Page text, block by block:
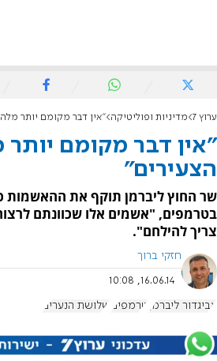
ערוץ 7 מדיניות ופוליטיקה "אין דבר מקומם יותר
"אין דבר מקומם
הצעירים"
שר החוץ ליברמן תוקף את ההאשמות
בטרמפים, "אשמים אלו שכוונתם
צריך להילחם".
חזקי ברוך
16.06.14, 10:08
אביגדור ליברמן טרמפים שלושת הנערים